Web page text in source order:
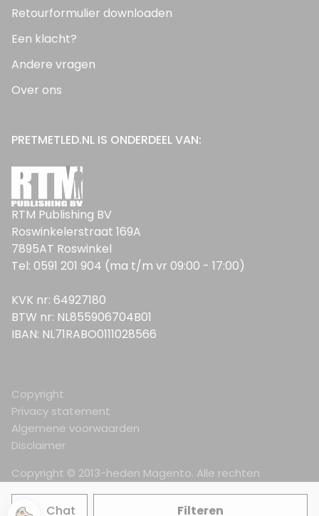
Chat Filteren
Retourformulier downloaden
Een klacht?
Andere vragen
Over ons
PRETMETLED.NL IS ONDERDEEL VAN:
RTM Publishing BV
Roswinkelerstraat 169A
7895AT Roswinkel
Tel: 0591 201 904 (ma t/m vr 09:00 - 17:00)
KVK nr: 64927180
BTW nr: NL855906704B01
IBAN: NL71RABO0111028566
Copyright © 2013-heden Magento. Alle rechten
Copyright
Privacy statement
Algemene voorwaarden
Disclaimer